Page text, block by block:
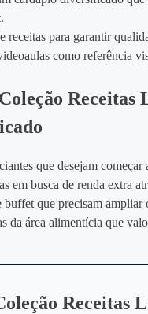
receitas para garantir
como referência
Receitas
que desejam
em busca de renda extra
buffet que precisam
da área alimentícia que
Receitas